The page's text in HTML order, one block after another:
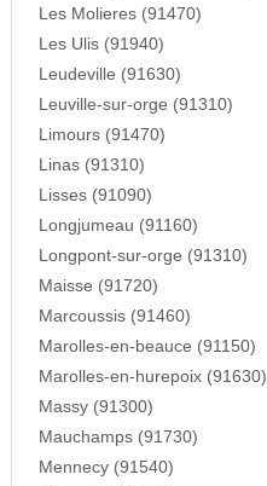
Les Molieres (91470)
Les Ulis (91940)
Leudeville (91630)
Leuville-sur-orge (91310)
Limours (91470)
Linas (91310)
Lisses (91090)
Longjumeau (91160)
Longpont-sur-orge (91310)
Maisse (91720)
Marcoussis (91460)
Marolles-en-beauce (91150)
Marolles-en-hurepoix (91630)
Massy (91300)
Mauchamps (91730)
Mennecy (91540)